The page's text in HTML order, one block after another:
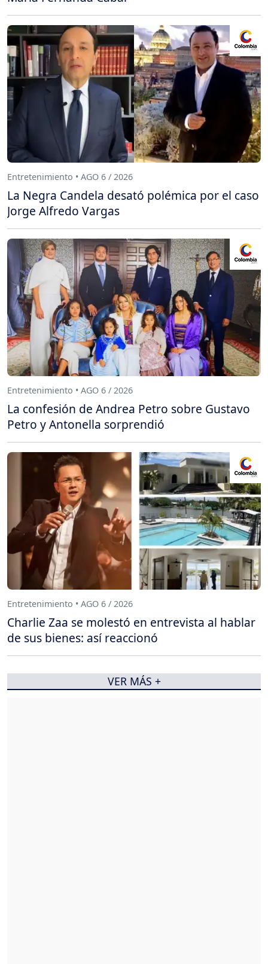
Entretenimiento • AGO 6 / 2026
La Negra Candela desató polémica por el caso
Jorge Alfredo Vargas
Entretenimiento • AGO 6 / 2026
La confesión de Andrea Petro sobre Gustavo
Petro y Antonella sorprendió
Entretenimiento • AGO 6 / 2026
Charlie Zaa se molestó en entrevista al hablar
de sus bienes: así reaccionó
VER MÁS +